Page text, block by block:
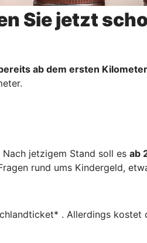
Sie jetzt
ab dem ersten
jetzigem Stand soll es ab
rund ums Kindergeld,
. Allerdings